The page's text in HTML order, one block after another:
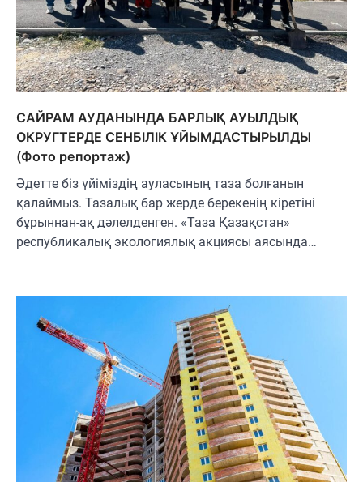
САЙРАМ АУДАНЫНДА БАРЛЫҚ АУЫЛДЫҚ
ОКРУГТЕРДЕ СЕНБІЛІК ҰЙЫМДАСТЫРЫЛДЫ
(Фото репортаж)
Әдетте біз үйіміздің ауласының таза болғанын
қалаймыз. Тазалық бар жерде берекенің кіретіні
бұрыннан-ақ дәлелденген. «Таза Қазақстан»
республикалық экологиялық акциясы аясында…